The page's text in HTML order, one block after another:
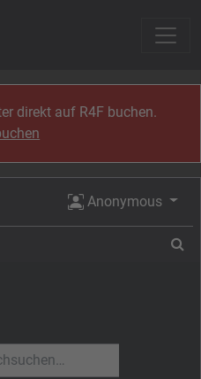
direkt auf R4F buchen.
Anonymous